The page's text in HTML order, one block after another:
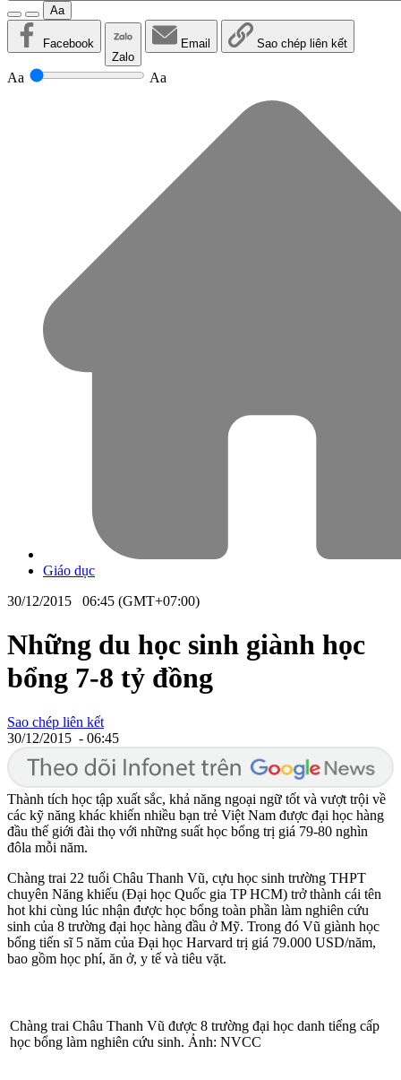
Aa
Facebook
Zalo
Email Sao chép liên kết
Aa Aa
Giáo dục
30/12/2015 06:45 (GMT+07:00)
Những du học sinh giành học
bổng 7-8 tỷ đồng
Sao chép liên kết
30/12/2015 - 06:45
Thành tích học tập xuất sắc, khả năng ngoại ngữ tốt và vượt trội về
các kỹ năng khác khiến nhiều bạn trẻ Việt Nam được đại học hàng
đầu thế giới đài thọ với những suất học bổng trị giá 79-80 nghìn
đôla mỗi năm.
Chàng trai 22 tuổi Châu Thanh Vũ, cựu học sinh trường THPT
chuyên Năng khiếu (Đại học Quốc gia TP HCM) trở thành cái tên
hot khi cùng lúc nhận được học bổng toàn phần làm nghiên cứu
sinh của 8 trường đại học hàng đầu ở Mỹ. Trong đó Vũ giành học
bổng tiến sĩ 5 năm của Đại học Harvard trị giá 79.000 USD/năm,
bao gồm học phí, ăn ở, y tế và tiêu vặt.
Chàng trai Châu Thanh Vũ được 8 trường đại học danh tiếng cấp
học bổng làm nghiên cứu sinh. Ảnh: NVCC